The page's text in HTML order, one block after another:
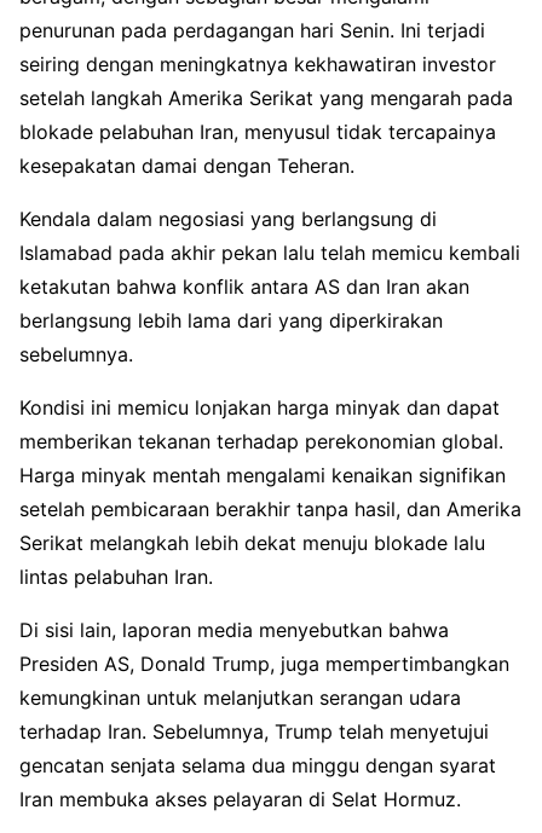
penurunan pada perdagangan hari Senin. Ini terjadi
seiring dengan meningkatnya kekhawatiran investor
setelah langkah Amerika Serikat yang mengarah pada
blokade pelabuhan Iran, menyusul tidak tercapainya
kesepakatan damai dengan Teheran.
Kendala dalam negosiasi yang berlangsung di
Islamabad pada akhir pekan lalu telah memicu kembali
ketakutan bahwa konflik antara AS dan Iran akan
berlangsung lebih lama dari yang diperkirakan
sebelumnya.
Kondisi ini memicu lonjakan harga minyak dan dapat
memberikan tekanan terhadap perekonomian global.
Harga minyak mentah mengalami kenaikan signifikan
setelah pembicaraan berakhir tanpa hasil, dan Amerika
Serikat melangkah lebih dekat menuju blokade lalu
lintas pelabuhan Iran.
Di sisi lain, laporan media menyebutkan bahwa
Presiden AS, Donald Trump, juga mempertimbangkan
kemungkinan untuk melanjutkan serangan udara
terhadap Iran. Sebelumnya, Trump telah menyetujui
gencatan senjata selama dua minggu dengan syarat
Iran membuka akses pelayaran di Selat Hormuz.